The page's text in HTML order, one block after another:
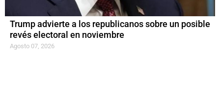
Trump advierte a los republicanos sobre un posible
revés electoral en noviembre
Agosto 07, 2026